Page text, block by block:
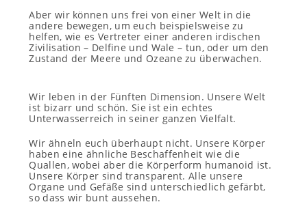
Aber wir können uns frei von einer Welt in die
andere bewegen, um euch beispielsweise zu
helfen, wie es Vertreter einer anderen irdischen
Zivilisation – Delfine und Wale – tun, oder um den
Zustand der Meere und Ozeane zu überwachen.
Wir leben in der Fünften Dimension. Unsere Welt
ist bizarr und schön. Sie ist ein echtes
Unterwasserreich in seiner ganzen Vielfalt.
Wir ähneln euch überhaupt nicht. Unsere Körper
haben eine ähnliche Beschaffenheit wie die
Quallen, wobei aber die Körperform humanoid ist.
Unsere Körper sind transparent. Alle unsere
Organe und Gefäße sind unterschiedlich gefärbt,
so dass wir bunt aussehen.